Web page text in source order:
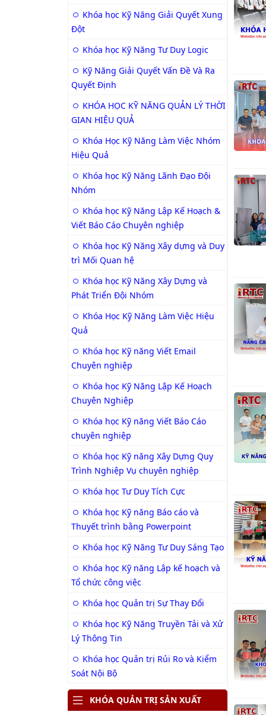
Khóa học Kỹ Năng Giải Quyết Xung
Đột
Khóa học Kỹ Năng Tư Duy Logic
Kỹ Năng Giải Quyết Vấn Đề Và Ra
Quyết Định
KHÓA HỌC KỸ NĂNG QUẢN LÝ THỜI
GIAN HIỆU QUẢ
Khóa Học Kỹ Năng Làm Việc Nhóm
Hiệu Quả
Khóa học Kỹ Năng Lãnh Đạo Đội
Nhóm
Khóa học Kỹ Năng Lập Kế Hoạch &
Viết Báo Cáo Chuyên nghiệp
Khóa học Kỹ Năng Xây dựng và Duy
trì Mối Quan hệ
Khóa học Kỹ Năng Xây Dựng và
Phát Triển Đội Nhóm
Khóa Học Kỹ Năng Làm Việc Hiệu
Quả
Khóa học Kỹ năng Viết Email
Chuyên nghiệp
Khóa học Kỹ Năng Lập Kế Hoạch
Chuyên Nghiệp
Khóa học Kỹ năng Viết Báo Cáo
chuyên nghiệp
Khóa học Kỹ năng Xây Dựng Quy
Trình Nghiệp Vụ chuyên nghiệp
Khóa học Tư Duy Tích Cực
Khóa học Kỹ năng Báo cáo và
Thuyết trình bằng Powerpoint
Khóa học Kỹ Năng Tư Duy Sáng Tạo
Khóa học Kỹ năng Lập kế hoạch và
Tổ chức công việc
Khóa học Quản trị Sự Thay Đổi
Khóa học Kỹ Năng Truyền Tải và Xử
Lý Thông Tin
Khóa học Quản trị Rủi Ro và Kiểm
Soát Nội Bộ
KHÓA QUẢN TRỊ SẢN XUẤT